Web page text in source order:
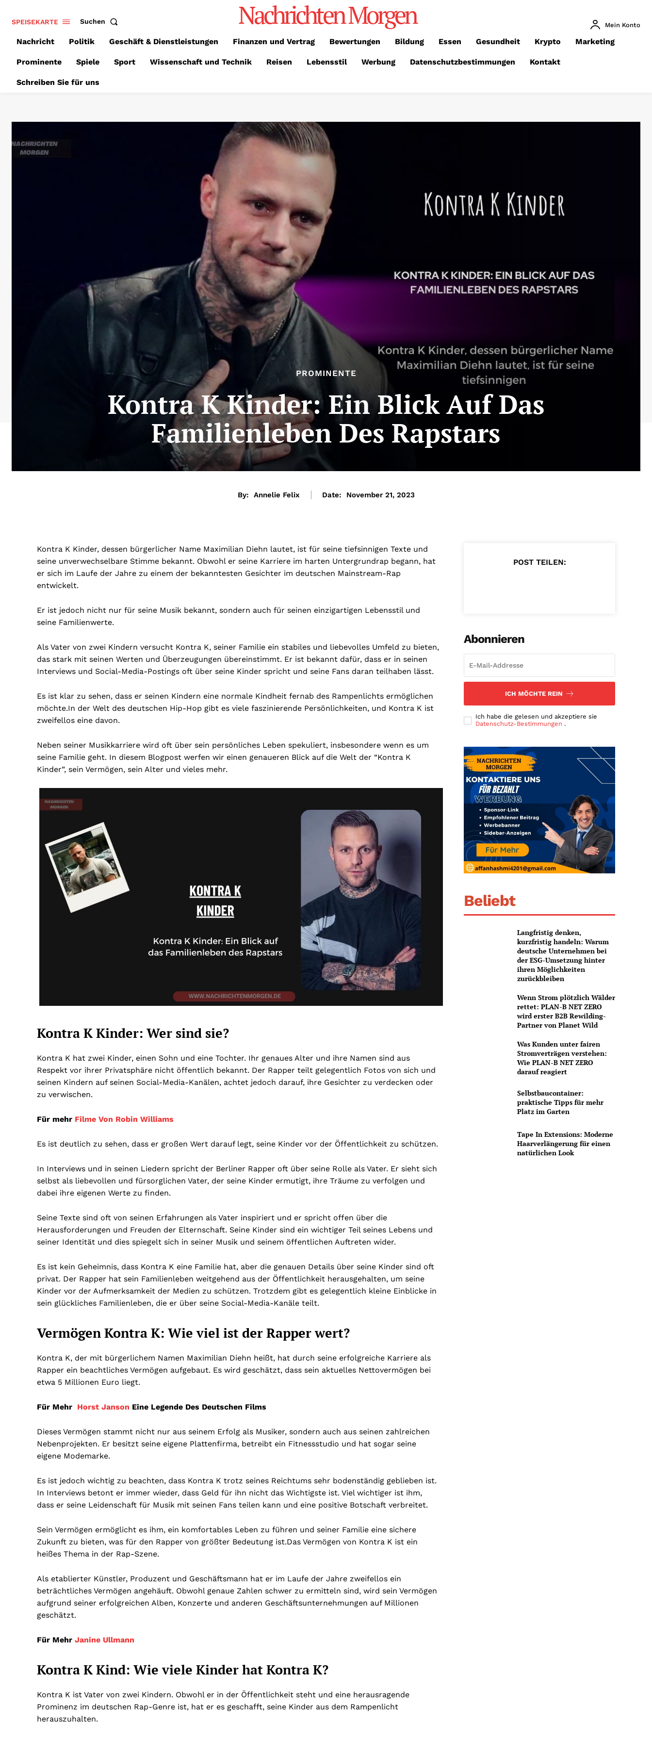
SPEISEKARTE Suchen Nachrichten Morgen Mein Konto
Nachricht Politik Geschäft & Dienstleistungen Finanzen und Vertrag Bewertungen Bildung Essen Gesundheit Krypto Marketing
Prominente Spiele Sport Wissenschaft und Technik Reisen Lebensstil Werbung Datenschutzbestimmungen Kontakt
Schreiben Sie für uns
PROMINENTE
Kontra K Kinder: Ein Blick Auf Das
Familienleben Des Rapstars
By: Annelie Felix Date: November 21, 2023
Kontra K Kinder, dessen bürgerlicher Name Maximilian Diehn lautet, ist für seine tiefsinnigen Texte und
seine unverwechselbare Stimme bekannt. Obwohl er seine Karriere im harten Untergrundrap begann, hat
er sich im Laufe der Jahre zu einem der bekanntesten Gesichter im deutschen Mainstream-Rap
entwickelt.
Er ist jedoch nicht nur für seine Musik bekannt, sondern auch für seinen einzigartigen Lebensstil und
seine Familienwerte.
Als Vater von zwei Kindern versucht Kontra K, seiner Familie ein stabiles und liebevolles Umfeld zu bieten,
das stark mit seinen Werten und Überzeugungen übereinstimmt. Er ist bekannt dafür, dass er in seinen
Interviews und Social-Media-Postings oft über seine Kinder spricht und seine Fans daran teilhaben lässt.
Es ist klar zu sehen, dass er seinen Kindern eine normale Kindheit fernab des Rampenlichts ermöglichen
möchte.In der Welt des deutschen Hip-Hop gibt es viele faszinierende Persönlichkeiten, und Kontra K ist
zweifellos eine davon.
Neben seiner Musikkarriere wird oft über sein persönliches Leben spekuliert, insbesondere wenn es um
seine Familie geht. In diesem Blogpost werfen wir einen genaueren Blick auf die Welt der “Kontra K
Kinder”, sein Vermögen, sein Alter und vieles mehr.
Kontra K Kinder: Wer sind sie?
Kontra K hat zwei Kinder, einen Sohn und eine Tochter. Ihr genaues Alter und ihre Namen sind aus
Respekt vor ihrer Privatsphäre nicht öffentlich bekannt. Der Rapper teilt gelegentlich Fotos von sich und
seinen Kindern auf seinen Social-Media-Kanälen, achtet jedoch darauf, ihre Gesichter zu verdecken oder
zu verwischen.
Für mehr Filme Von Robin Williams
Es ist deutlich zu sehen, dass er großen Wert darauf legt, seine Kinder vor der Öffentlichkeit zu schützen.
In Interviews und in seinen Liedern spricht der Berliner Rapper oft über seine Rolle als Vater. Er sieht sich
selbst als liebevollen und fürsorglichen Vater, der seine Kinder ermutigt, ihre Träume zu verfolgen und
dabei ihre eigenen Werte zu finden.
Seine Texte sind oft von seinen Erfahrungen als Vater inspiriert und er spricht offen über die
Herausforderungen und Freuden der Elternschaft. Seine Kinder sind ein wichtiger Teil seines Lebens und
seiner Identität und dies spiegelt sich in seiner Musik und seinem öffentlichen Auftreten wider.
Es ist kein Geheimnis, dass Kontra K eine Familie hat, aber die genauen Details über seine Kinder sind oft
privat. Der Rapper hat sein Familienleben weitgehend aus der Öffentlichkeit herausgehalten, um seine
Kinder vor der Aufmerksamkeit der Medien zu schützen. Trotzdem gibt es gelegentlich kleine Einblicke in
sein glückliches Familienleben, die er über seine Social-Media-Kanäle teilt.
Vermögen Kontra K: Wie viel ist der Rapper wert?
Kontra K, der mit bürgerlichem Namen Maximilian Diehn heißt, hat durch seine erfolgreiche Karriere als
Rapper ein beachtliches Vermögen aufgebaut. Es wird geschätzt, dass sein aktuelles Nettovermögen bei
etwa 5 Millionen Euro liegt.
Für Mehr Horst Janson Eine Legende Des Deutschen Films
Dieses Vermögen stammt nicht nur aus seinem Erfolg als Musiker, sondern auch aus seinen zahlreichen
Nebenprojekten. Er besitzt seine eigene Plattenfirma, betreibt ein Fitnessstudio und hat sogar seine
eigene Modemarke.
Es ist jedoch wichtig zu beachten, dass Kontra K trotz seines Reichtums sehr bodenständig geblieben ist.
In Interviews betont er immer wieder, dass Geld für ihn nicht das Wichtigste ist. Viel wichtiger ist ihm,
dass er seine Leidenschaft für Musik mit seinen Fans teilen kann und eine positive Botschaft verbreitet.
Sein Vermögen ermöglicht es ihm, ein komfortables Leben zu führen und seiner Familie eine sichere
Zukunft zu bieten, was für den Rapper von größter Bedeutung ist.Das Vermögen von Kontra K ist ein
heißes Thema in der Rap-Szene.
Als etablierter Künstler, Produzent und Geschäftsmann hat er im Laufe der Jahre zweifellos ein
beträchtliches Vermögen angehäuft. Obwohl genaue Zahlen schwer zu ermitteln sind, wird sein Vermögen
aufgrund seiner erfolgreichen Alben, Konzerte und anderen Geschäftsunternehmungen auf Millionen
geschätzt.
Für Mehr Janine Ullmann
Kontra K Kind: Wie viele Kinder hat Kontra K?
Kontra K ist Vater von zwei Kindern. Obwohl er in der Öffentlichkeit steht und eine herausragende
Prominenz im deutschen Rap-Genre ist, hat er es geschafft, seine Kinder aus dem Rampenlicht
herauszuhalten.
POST TEILEN:
Abonnieren
ICH MÖCHTE REIN
Ich habe die gelesen und akzeptiere sie
Datenschutz-Bestimmungen .
Beliebt
Langfristig denken,
kurzfristig handeln: Warum
deutsche Unternehmen bei
der ESG-Umsetzung hinter
ihren Möglichkeiten
zurückbleiben
Wenn Strom plötzlich Wälder
rettet: PLAN-B NET ZERO
wird erster B2B Rewilding-
Partner von Planet Wild
Was Kunden unter fairen
Stromverträgen verstehen:
Wie PLAN-B NET ZERO
darauf reagiert
Selbstbaucontainer:
praktische Tipps für mehr
Platz im Garten
Tape In Extensions: Moderne
Haarverlängerung für einen
natürlichen Look